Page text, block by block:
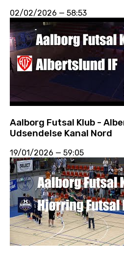
02/02/2026 — 58:53
Aalborg Futsal Klub -
Udsendelse Kanal Nord
19/01/2026 — 59:05